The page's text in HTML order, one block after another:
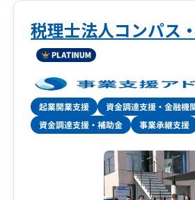
税理士法人コンパス